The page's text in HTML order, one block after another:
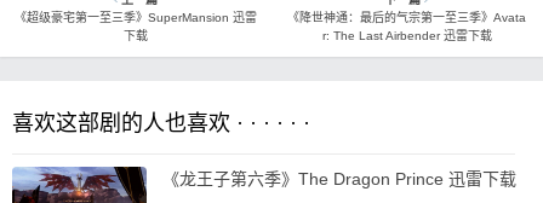
《超级豪宅第一至三季》SuperMansion 迅雷
下载
《降世神通：最后的气宗第一至三季》Avata
r: The Last Airbender 迅雷下载
喜欢这部剧的人也喜欢 · · · · · ·
《龙王子第六季》The Dragon Prince 迅雷下载